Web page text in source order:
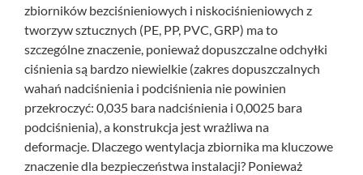
zbiorników bezciśnieniowych i niskociśnieniowych z
tworzyw sztucznych (PE, PP, PVC, GRP) ma to
szczególne znaczenie, ponieważ dopuszczalne odchyłki
ciśnienia są bardzo niewielkie (zakres dopuszczalnych
wahań nadciśnienia i podciśnienia nie powinien
przekroczyć: 0,035 bara nadciśnienia i 0,0025 bara
podciśnienia), a konstrukcja jest wrażliwa na
deformacje. Dlaczego wentylacja zbiornika ma kluczowe
znaczenie dla bezpieczeństwa instalacji? Ponieważ